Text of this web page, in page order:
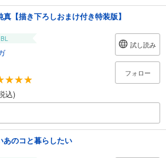
真【描き下ろしおまけ付き特装版】
BL
込)
試し読み
フォロー
あのコと暮らしたい